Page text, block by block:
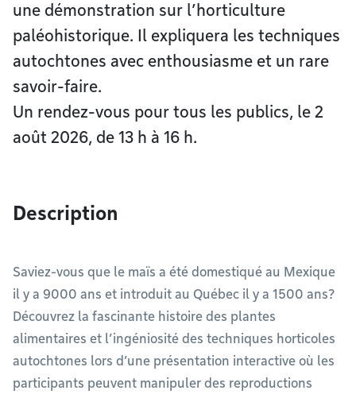
une démonstration sur l’horticulture
paléohistorique. Il expliquera les techniques
autochtones avec enthousiasme et un rare
savoir-faire.
Un rendez-vous pour tous les publics, le 2
août 2026, de 13 h à 16 h.
Description
Saviez-vous que le maïs a été domestiqué au Mexique
il y a 9000 ans et introduit au Québec il y a 1500 ans?
Découvrez la fascinante histoire des plantes
alimentaires et l’ingéniosité des techniques horticoles
autochtones lors d’une présentation interactive où les
participants peuvent manipuler des reproductions